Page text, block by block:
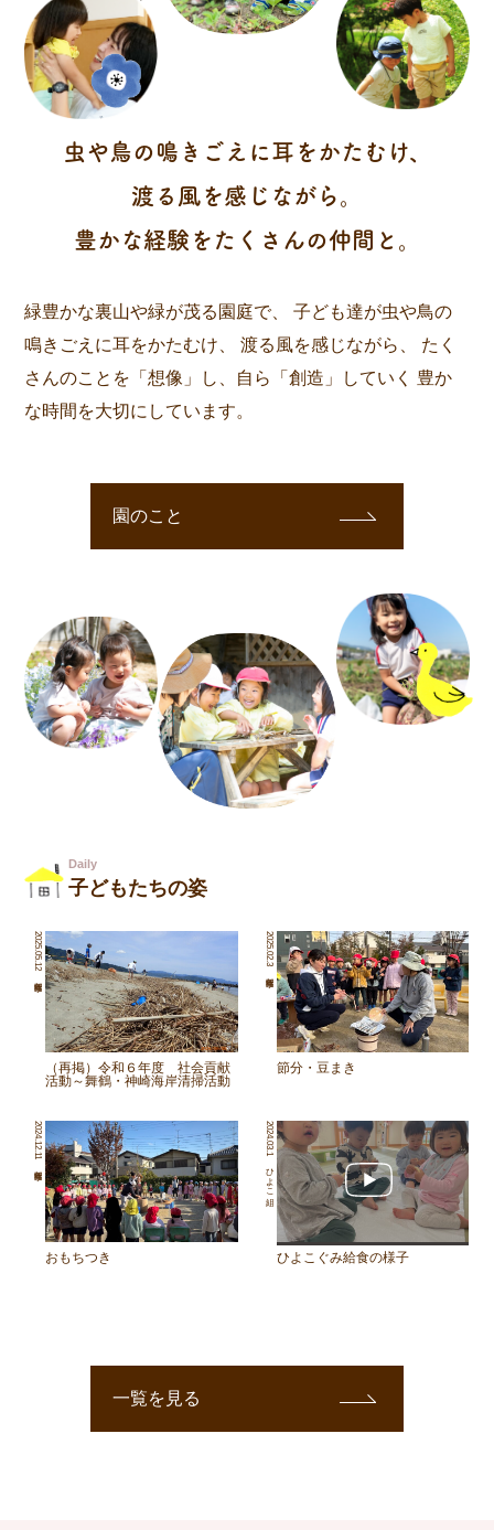
虫や鳥の鳴きごえに耳をかたむけ、
渡る風を感じながら。
豊かな経験をたくさんの仲間と。
緑豊かな裏山や緑が茂る園庭で、
子ども達が虫や鳥の
鳴きごえに耳をかたむけ、
渡る風を感じながら、
たく
さんのことを「想像」し、自ら「創造」していく
豊か
な時間を大切にしています。
園のこと
Daily
子どもたちの姿
2025.05.12
（再掲）令和６年度 社会貢献
活動～舞鶴・神崎海岸清掃活動
2025.02.3
節分・豆まき
2024.12.11
おもちつき
2024.03.1
ひよこ組
ひよこぐみ給食の様子
一覧を見る